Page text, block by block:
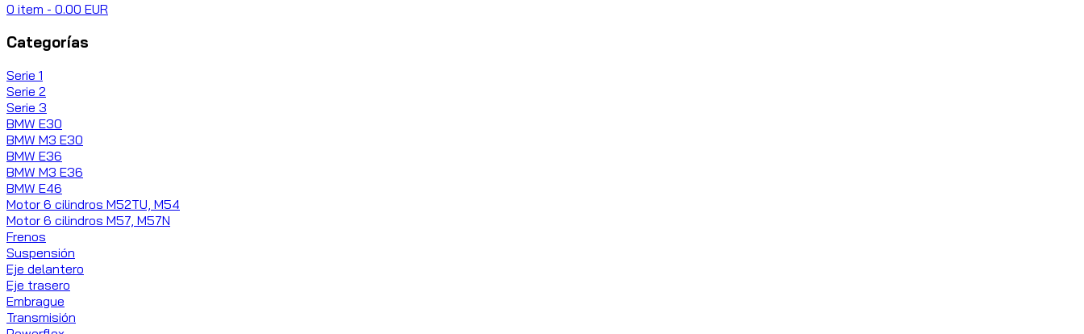
0 item - 0.00 EUR
Categorías
Serie 1
Serie 2
Serie 3
BMW E30
BMW M3 E30
BMW E36
BMW M3 E36
BMW E46
Motor 6 cilindros M52TU, M54
Motor 6 cilindros M57, M57N
Frenos
Suspensión
Eje delantero
Eje trasero
Embrague
Transmisión